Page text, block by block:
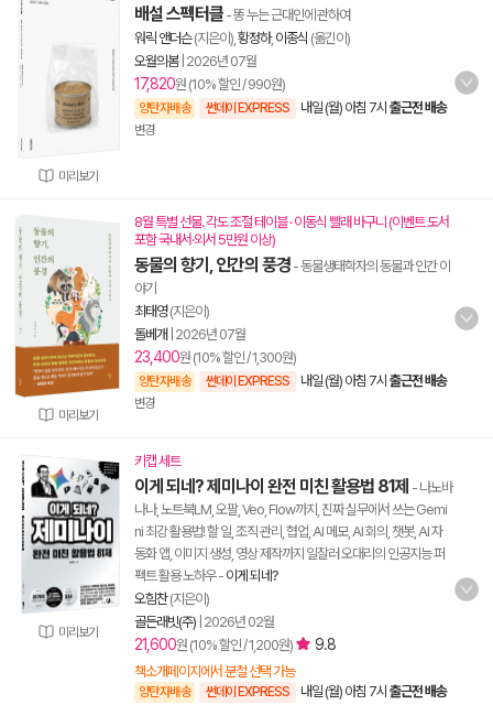
미리보기
배설 스펙터클 - 똥 누는 근대인에 관하여
워릭 앤더슨(지은이), 황정하, 이종식 (옮긴이)
오월의봄| 2026년 07월
17,820원 (10% 할인 / 990원)
양탄자배송 썬데이 EXPRESS 내일 (월) 아침 7시 출근전 배송
변경
미리보기
8월 특별 선물. 각도 조절 테이블 · 이동식 빨래 바구니 (이벤트 도서
포함 국내서·외서 5만원 이상)
동물의 향기, 인간의 풍경 - 동물생태학자의 동물과 인간 이
야기
최태영(지은이)
돌베개 2026년 07월
23,400원 (10% 할인 / 1,300원)
양탄자배송 썬데이 EXPRESS 내일 (월) 아침 7시 출근전 배송
변경
미리보기
키캡 세트
이게 되네? 제미나이 완전 미친 활용법 81제 - 나노바
나나, 노트북LM, 오팔, Veo, Flow까지, 진짜 실무에서 쓰는 Gemi
ni 최강 활용법! 할 일, 조직 관리, 협업, AI 메모, AI 회의, 챗봇, AI 자
동화 앱, 이미지 생성, 영상 제작까지 일잘러 오대리의 인공지능 퍼
펙트 활용 노하우- 이게 되네?
오힘찬(지은이)
골든래빗(주) 2026년 02월
21,600원 (10% 할인 / 1,200원) 9.8
책소개페이지에서 분철 선택 가능
양탄자배송 썬데이 EXPRESS 내일 (월) 아침 7시 출근전 배송